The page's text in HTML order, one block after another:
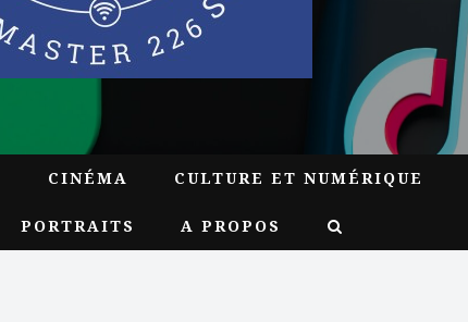
CINÉMA CULTURE ET NUMÉRIQUE
PORTRAITS A PROPOS